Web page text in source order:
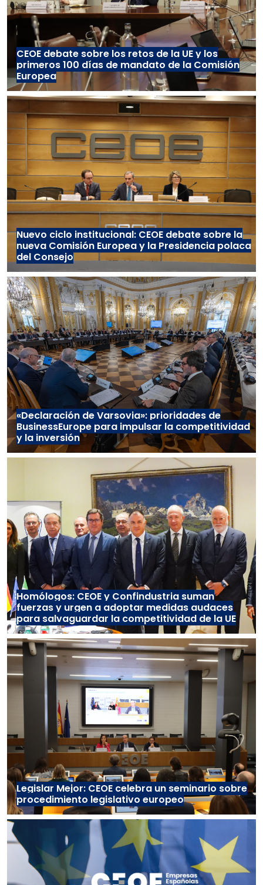
CEOE debate sobre los retos de la UE y los
primeros 100 días de mandato de la Comisión
Europea
Nuevo ciclo institucional: CEOE debate sobre la
nueva Comisión Europea y la Presidencia polaca
del Consejo
«Declaración de Varsovia»: prioridades de
BusinessEurope para impulsar la competitividad
y la inversión
Homólogos: CEOE y Confindustria suman
fuerzas y urgen a adoptar medidas audaces
para salvaguardar la competitividad de la UE
Legislar Mejor: CEOE celebra un seminario sobre
procedimiento legislativo europeo